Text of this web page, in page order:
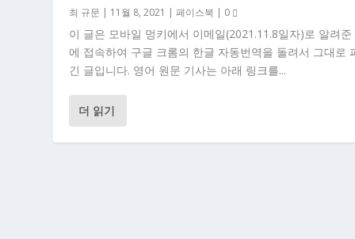
최 규문 | 11월 8, 2021 |페이스북 | 0
이 글은 모바일 멍키에서 이메일(2021.11.8일자)로 알려준
에 접속하여 구글 크롬의 한글 자동번역을 돌려서 그대로
긴 글입니다. 영어 원문 기사는 아래 링크를...
더 읽기